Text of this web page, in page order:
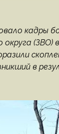
кадры
(ЗВО)
в